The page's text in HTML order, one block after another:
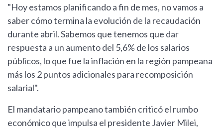
"Hoy estamos planificando a fin de mes, no vamos a
saber cómo termina la evolución de la recaudación
durante abril. Sabemos que tenemos que dar
respuesta a un aumento del 5,6% de los salarios
públicos, lo que fue la inflación en la región pampeana
más los 2 puntos adicionales para recomposición
salarial".
El mandatario pampeano también criticó el rumbo
económico que impulsa el presidente Javier Milei,